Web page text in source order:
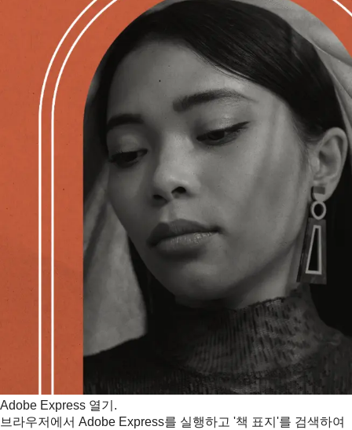
Adobe Express 열기.
브라우저에서 Adobe Express를 실행하고 '책 표지'를 검색하여